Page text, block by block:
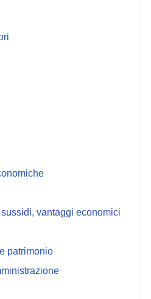
vantaggi economici
patrimonio